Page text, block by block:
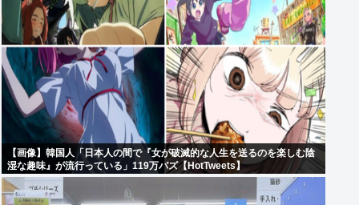
【画像】韓国人「日本人の間で『女が破滅的な人生を送るのを楽しむ陰
湿な趣味』が流行っている」119万バズ【HotTweets】